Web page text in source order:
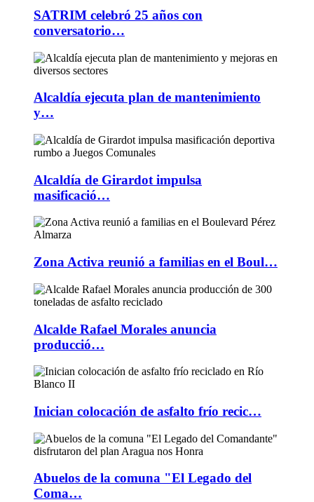
SATRIM celebró 25 años con
conversatorio…
Alcaldía ejecuta plan de mantenimiento
y…
Alcaldía de Girardot impulsa
masificació…
Zona Activa reunió a familias en el Boul…
Alcalde Rafael Morales anuncia
producció…
Inician colocación de asfalto frío recic…
Abuelos de la comuna "El Legado del
Coma…